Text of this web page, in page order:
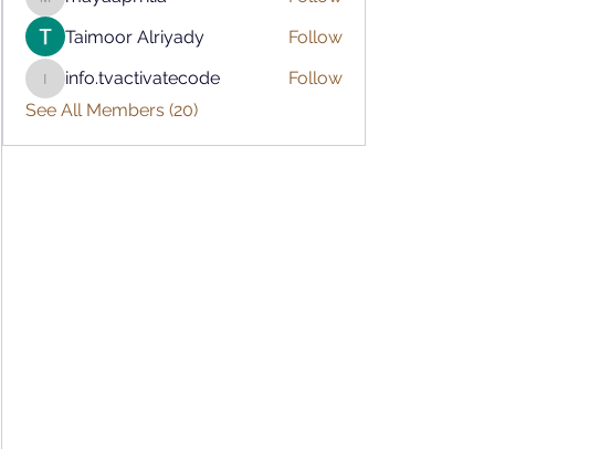
mayaaprrilia
Taimoor Alriyady
Follow
info.tvactivatecode
info.tvactivatecode
Follow
See All Members (20)